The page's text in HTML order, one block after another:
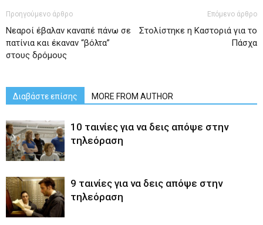
Προηγούμενο άρθρο
Νεαροί έβαλαν καναπέ πάνω σε
πατίνια και έκαναν “βόλτα”
στους δρόμους
Επόμενο άρθρο
Στολίστηκε η Καστοριά για το
Πάσχα
Διαβάστε επίσης MORE FROM AUTHOR
10 ταινίες για να δεις απόψε στην
τηλεόραση
9 ταινίες για να δεις απόψε στην
τηλεόραση